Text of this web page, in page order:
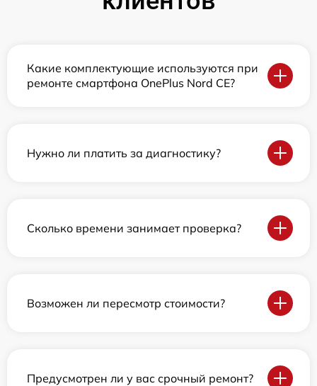
Какие комплектующие используются при
ремонте смартфона OnePlus Nord CE?
Нужно ли платить за диагностику?
Сколько времени занимает проверка?
Возможен ли пересмотр стоимости?
Предусмотрен ли у вас срочный ремонт?